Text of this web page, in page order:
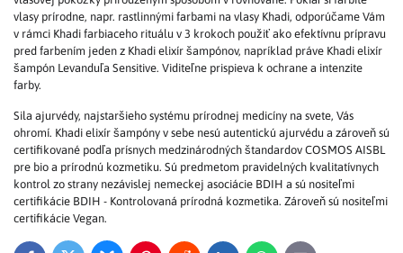
vlasy prírodne, napr. rastlinnými farbami na vlasy Khadi, odporúčame Vám
v rámci Khadi farbiaceho rituálu v 3 krokoch použiť ako efektívnu prípravu
pred farbením jeden z Khadi elixír šampónov, napríklad práve Khadi elixír
šampón Levanduľa Sensitive. Viditeľne prispieva k ochrane a intenzite
farby.
Sila ajurvédy, najstaršieho systému prírodnej medicíny na svete, Vás
ohromí. Khadi elixír šampóny v sebe nesú autentickú ajurvédu a zároveň sú
certifikované podľa prísnych medzinárodných štandardov COSMOS AISBL
pre bio a prírodnú kozmetiku. Sú predmetom pravidelných kvalitatívnych
kontrol zo strany nezávislej nemeckej asociácie BDIH a sú nositeľmi
certifikácie BDIH - Kontrolovaná prírodná kozmetika. Zároveň sú nositeľmi
certifikácie Vegan.